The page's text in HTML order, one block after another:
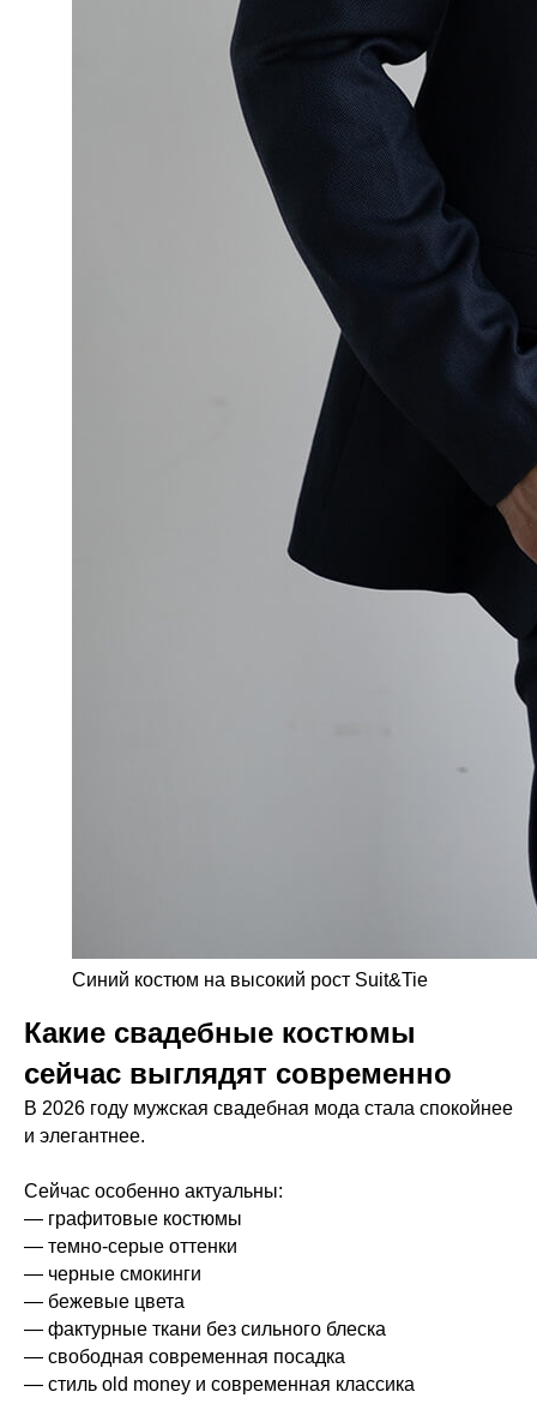
Синий костюм на высокий рост Suit&Tie
Какие свадебные костюмы
сейчас выглядят современно
В 2026 году мужская свадебная мода стала спокойнее
и элегантнее.
Сейчас особенно актуальны:
— графитовые костюмы
— темно-серые оттенки
— черные смокинги
— бежевые цвета
— фактурные ткани без сильного блеска
— свободная современная посадка
— стиль old money и современная классика